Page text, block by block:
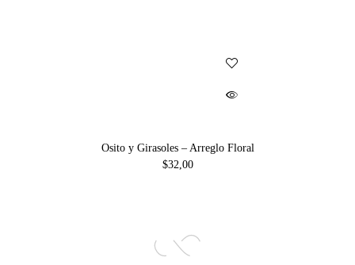
Osito y Girasoles – Arreglo Floral
$32,00